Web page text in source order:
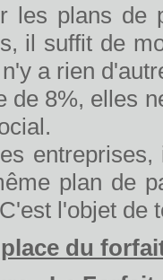
les plans de
il suffit de
a rien
de 8%, elles
plan de
l'objet de
du